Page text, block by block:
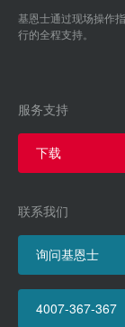
基恩士通过现场操作
行的全程支持。
服务支持
下载
联系我们
询问基恩士
4007-367-367